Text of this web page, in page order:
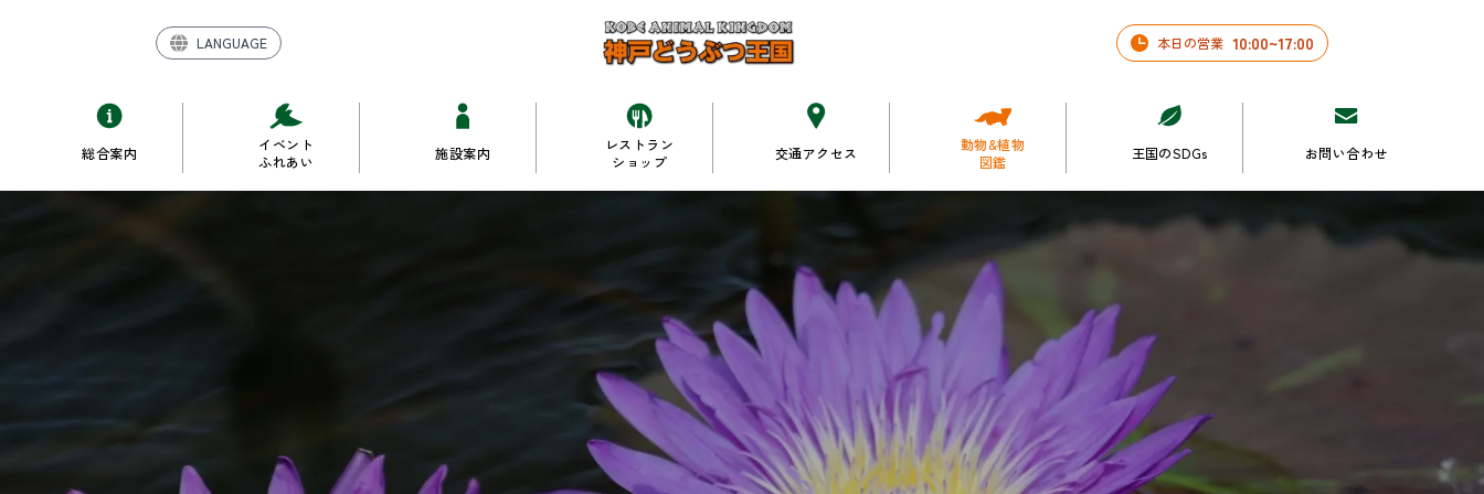
LANGUAGE 本日の営業 10:00~17:00
総合案内
イベント
ふれあい
施設案内
レストラン
ショップ
交通アクセス
動物&植物
図鑑
王国のSDGs お問い合わせ